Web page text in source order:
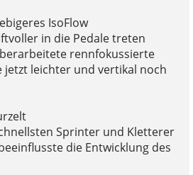
IsoFlow
in die Pedale treten
rennfokussierte
leichter und vertikal noch
Sprinter und Kletterer
die Entwicklung des